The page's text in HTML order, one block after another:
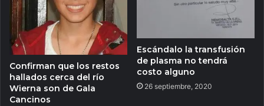
Confirman que los restos
hallados cerca del río
Wierna son de Gala
Cancinos
Escándalo la transfusión
de plasma no tendrá
costo alguno
26 septiembre, 2020